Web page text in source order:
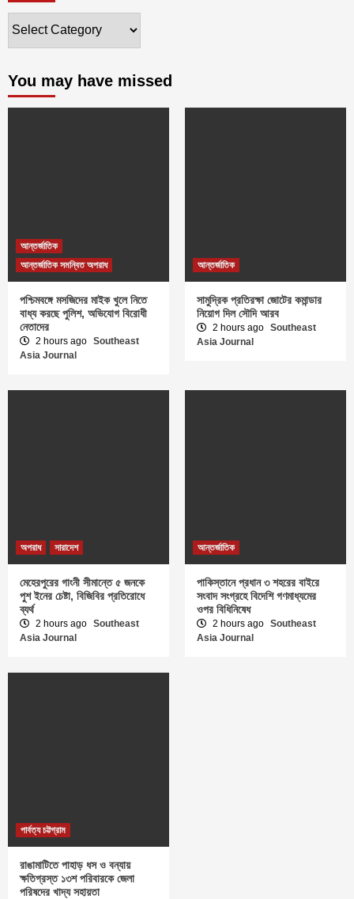
You may have missed
আন্তর্জাতিক
আন্তর্জাতিক সমন্বিত অপরাধ
পশ্চিমবঙ্গে মসজিদের মাইক খুলে নিতে
বাধ্য করছে পুলিশ, অভিযোগ বিরোধী
নেতাদের
2 hours ago Southeast
Asia Journal
আন্তর্জাতিক
সামুদ্রিক প্রতিরক্ষা জোটের কমান্ডার
নিয়োগ দিল সৌদি আরব
2 hours ago Southeast
Asia Journal
অপরাধ সারাদেশ
মেহেরপুরের গাংনী সীমান্তে ৫ জনকে
পুশ ইনের চেষ্টা, বিজিবির প্রতিরোধে
ব্যর্থ
2 hours ago Southeast
Asia Journal
আন্তর্জাতিক
পাকিস্তানে প্রধান ৩ শহরের বাইরে
সংবাদ সংগ্রহে বিদেশি গণমাধ্যমের
ওপর বিধিনিষেধ
2 hours ago Southeast
Asia Journal
পার্বত্য চট্টগ্রাম
রাঙামাটিতে পাহাড় ধস ও বন্যায়
ক্ষতিগ্রস্ত ১৩শ পরিবারকে জেলা
পরিষদের খাদ্য সহায়তা